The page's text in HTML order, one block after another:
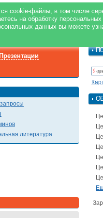
cookie-файлы, в том числе
на обработку
данных вы можете
О портале
в журнале
Презентации
литература